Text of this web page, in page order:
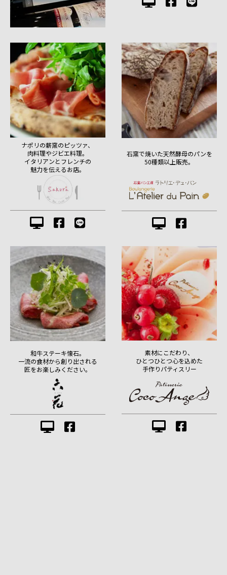
ナポリの薪窯のピッツァ、
肉料理やジビエ料理。
イタリアンとフレンチの
魅力を伝えるお店。
石窯で焼いた天然酵母のパンを
50種類以上販売。
和牛ステーキ懐石。
一流の食材から創り出される
匠をお楽しみください。
素材にこだわり、
ひとつひとつ心を込めた
手作りパティスリー